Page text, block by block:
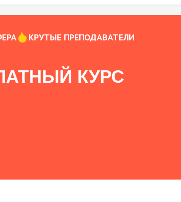
КРУТЫЕ ПРЕПОДАВАТЕЛИ
КУРС